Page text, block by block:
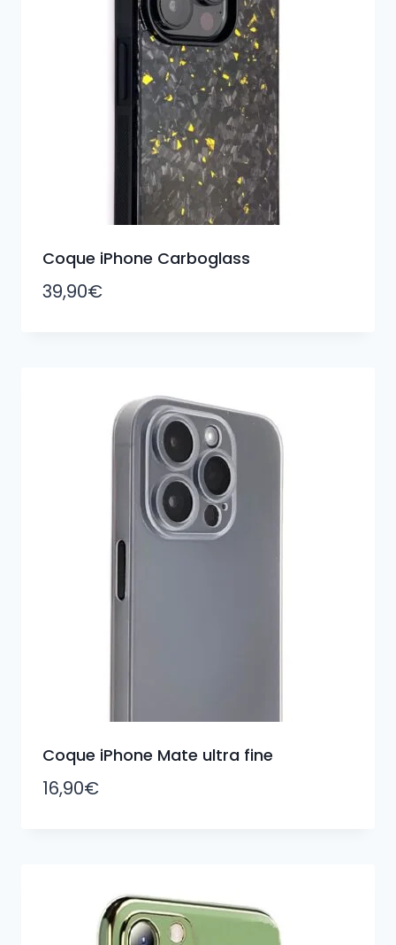
Coque iPhone Carboglass
39,90€
Coque iPhone Mate ultra fine
16,90€